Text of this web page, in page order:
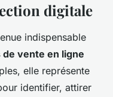
digitale
indispensable
vente en ligne
elle représente
identifier, attirer